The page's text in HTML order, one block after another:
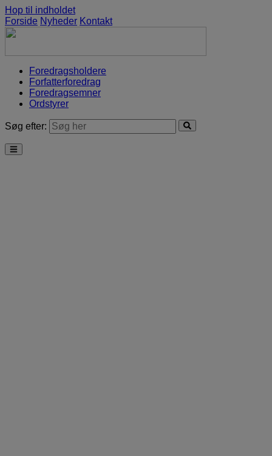
Hop til indholdet
Forside Nyheder Kontakt
Foredragsholdere
Forfatterforedrag
Foredragsemner
Ordstyrer
Søg efter: